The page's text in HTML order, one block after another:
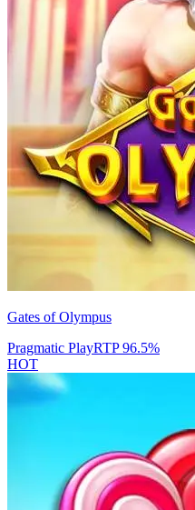
Gates of Olympus
Pragmatic PlayRTP96.5%
HOT